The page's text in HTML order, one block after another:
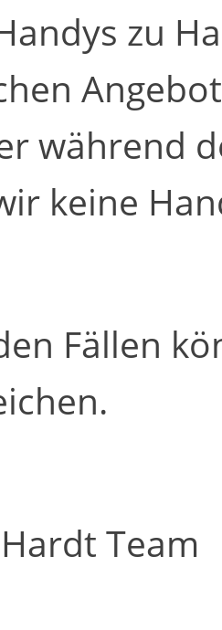
zu
während
keine
Fällen
Team